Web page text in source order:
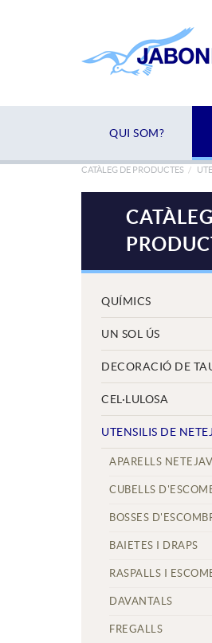
QUI SOM?
CATÀLEG DE PRODUCTES
QUÍMICS
UN SOL ÚS
DECORACIÓ DE
CEL·LULOSA
UTENSILIS DE
APARELLS
CUBELLS
BOSSES
BAIETES I DRAPS
RASPALLS I
DAVANTALS
FREGALLS